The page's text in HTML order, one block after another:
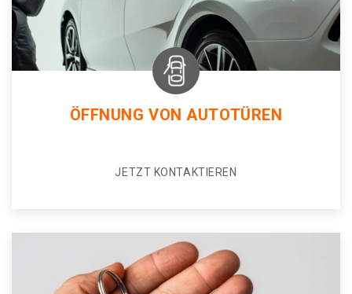
ÖFFNUNG VON AUTOTÜREN
JETZT KONTAKTIEREN